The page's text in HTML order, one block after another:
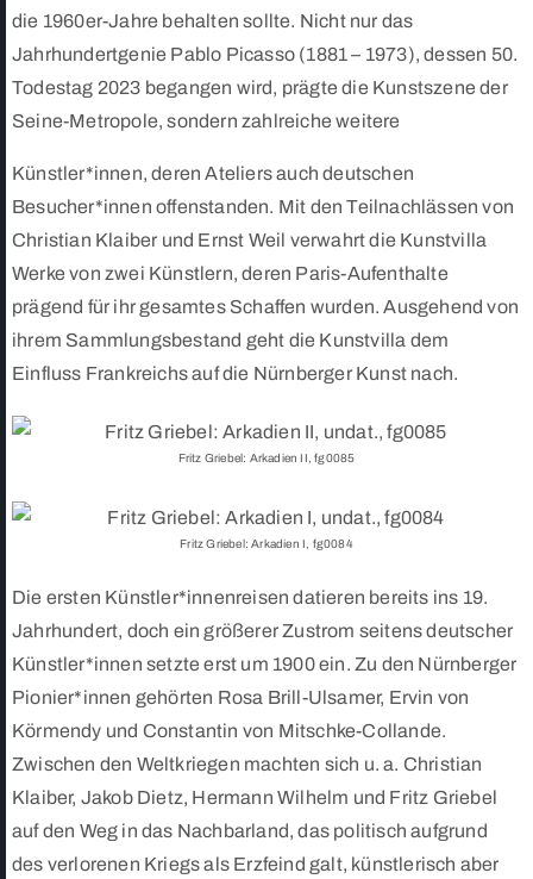
die 1960er-Jahre behalten sollte. Nicht nur das
Jahrhundertgenie Pablo Picasso (1881 – 1973), dessen 50.
Todestag 2023 begangen wird, prägte die Kunstszene der
Seine-Metropole, sondern zahlreiche weitere
Künstler*innen, deren Ateliers auch deutschen
Besucher*innen offenstanden. Mit den Teilnachlässen von
Christian Klaiber und Ernst Weil verwahrt die Kunstvilla
Werke von zwei Künstlern, deren Paris-Aufenthalte
prägend für ihr gesamtes Schaffen wurden. Ausgehend von
ihrem Sammlungsbestand geht die Kunstvilla dem
Einfluss Frankreichs auf die Nürnberger Kunst nach.
Fritz Griebel: Arkadien II, fg0085
Fritz Griebel: Arkadien I, fg0084
Die ersten Künstler*innenreisen datieren bereits ins 19.
Jahrhundert, doch ein größerer Zustrom seitens deutscher
Künstler*innen setzte erst um 1900 ein. Zu den Nürnberger
Pionier*innen gehörten Rosa Brill-Ulsamer, Ervin von
Körmendy und Constantin von Mitschke-Collande.
Zwischen den Weltkriegen machten sich u. a. Christian
Klaiber, Jakob Dietz, Hermann Wilhelm und Fritz Griebel
auf den Weg in das Nachbarland, das politisch aufgrund
des verlorenen Kriegs als Erzfeind galt, künstlerisch aber